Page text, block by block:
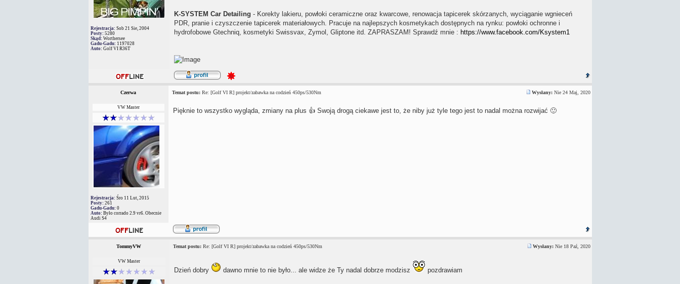
Rejestracja: Sob 21 Sie, 2004
Posty: 5280
Skąd: Worthersee
Gadu-Gadu: 1197028
Auto: Golf VI R36T
K-SYSTEM Car Detailing - Korekty lakieru, powłoki ceramiczne oraz kwarcowe, renowacja tapicerek skórzanych, wyciąganie wgnieceń
PDR, pranie i czyszczenie tapicerek materiałowych. Pracuje na najlepszych kosmetykach dostępnych na rynku: powłoki ochronne i
hydrofobowe Gtechniq, kosmetyki Swissvax, Zymol, Gliptone itd. ZAPRASZAM! Sprawdź mnie : https://www.facebook.com/Ksystem1
Czerwa Temat postu:Re: [Golf VI R] projekt/zabawka na codzień 450ps/530Nm Wysłany:Nie 24 Maj, 2020
VW Master
Rejestracja: Śro 11 Lut, 2015
Posty: 261
Gadu-Gadu: 0
Auto: Było corrado 2.9 vr6. Obecnie
Audi S4
Pięknie to wszystko wygląda, zmiany na plus 👍 Swoją drogą ciekawe jest to, że niby już tyle tego jest to nadal można rozwijać 🙂
TommyVW Temat postu:Re: [Golf VI R] projekt/zabawka na codzień 450ps/530Nm Wysłany:Nie 18 Paź, 2020
VW Master
Dzień dobry dawno mnie to nie było... ale widze że Ty nadal dobrze modzisz pozdrawiam